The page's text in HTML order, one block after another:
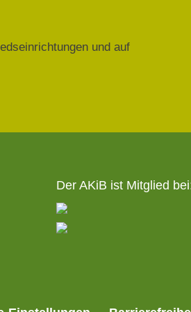
und auf
Der AKiB ist Mitglied